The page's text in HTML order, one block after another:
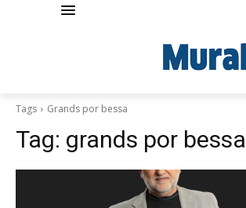
Tags Grands por bessa
Tag: grands por bessa